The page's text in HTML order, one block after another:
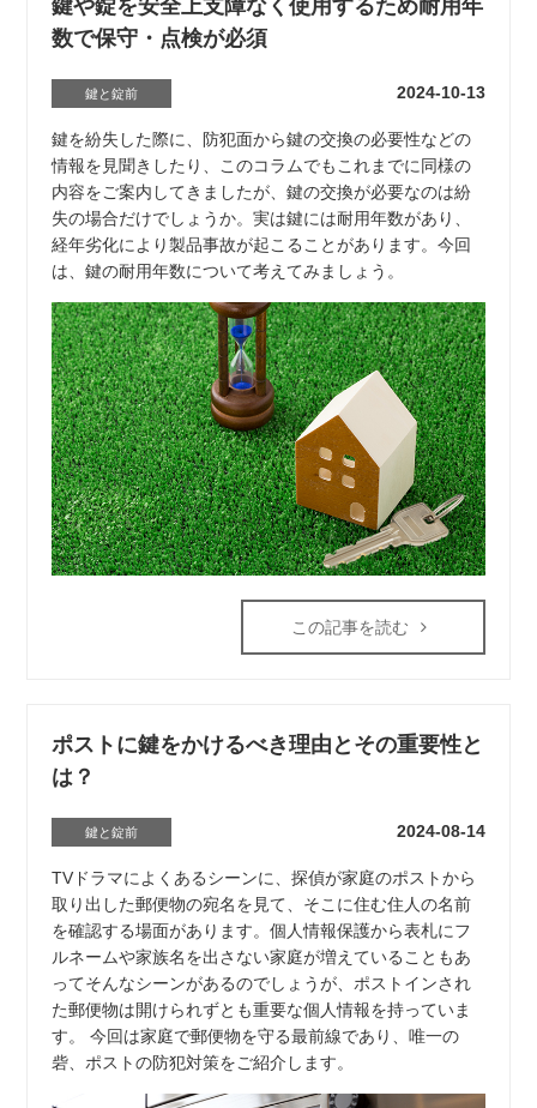
鍵や錠を安全上支障なく使用するため耐用年
数で保守・点検が必須
鍵と錠前 2024-10-13
鍵を紛失した際に、防犯面から鍵の交換の必要性などの
情報を見聞きしたり、このコラムでもこれまでに同様の
内容をご案内してきましたが、鍵の交換が必要なのは紛
失の場合だけでしょうか。実は鍵には耐用年数があり、
経年劣化により製品事故が起こることがあります。今回
は、鍵の耐用年数について考えてみましょう。
この記事を読む
ポストに鍵をかけるべき理由とその重要性と
は？
鍵と錠前 2024-08-14
TVドラマによくあるシーンに、探偵が家庭のポストから
取り出した郵便物の宛名を見て、そこに住む住人の名前
を確認する場面があります。個人情報保護から表札にフ
ルネームや家族名を出さない家庭が増えていることもあ
ってそんなシーンがあるのでしょうが、ポストインされ
た郵便物は開けられずとも重要な個人情報を持っていま
す。 今回は家庭で郵便物を守る最前線であり、唯一の
砦、ポストの防犯対策をご紹介します。